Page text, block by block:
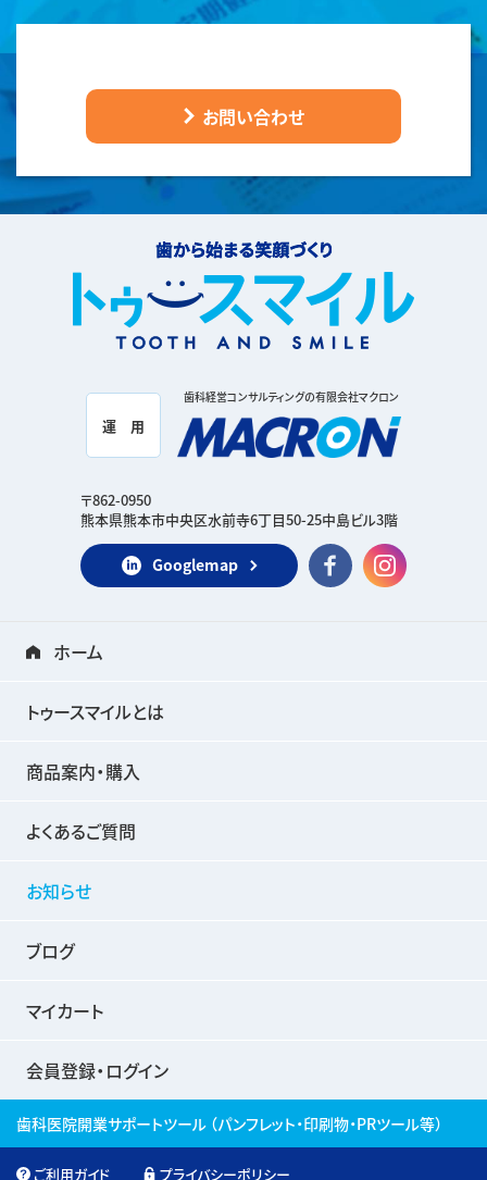
お問い合わせ
運 用
歯科経営コンサルティングの有限会社マクロン
〒862-0950
熊本県熊本市中央区水前寺6丁目50-25中島ビル3階
Googlemap
ホーム
トゥースマイルとは
商品案内・購入
よくあるご質問
お知らせ
ブログ
マイカート
会員登録・ログイン
歯科医院開業サポートツール （パンフレット・印刷物・PRツール等）
ご利用ガイド プライバシーポリシー